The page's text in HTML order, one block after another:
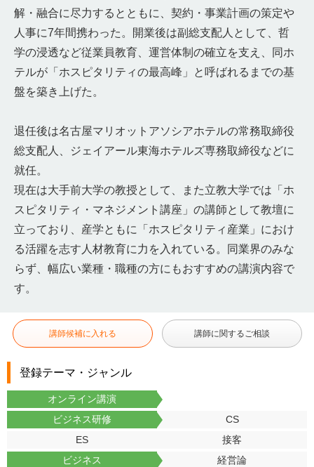
解・融合に尽力するとともに、契約・事業計画の策定や
人事に7年間携わった。開業後は副総支配人として、哲
学の浸透など従業員教育、運営体制の確立を支え、同ホ
テルが「ホスピタリティの最高峰」と呼ばれるまでの基
盤を築き上げた。
退任後は名古屋マリオットアソシアホテルの常務取締役
総支配人、ジェイアール東海ホテルズ専務取締役などに
就任。
現在は大手前大学の教授として、また立教大学では「ホ
スピタリティ・マネジメント講座」の講師として教壇に
立っており、産学ともに「ホスピタリティ産業」におけ
る活躍を志す人材教育に力を入れている。同業界のみな
らず、幅広い業種・職種の方にもおすすめの講演内容で
す。
講師候補に入れる 講師に関するご相談
登録テーマ・ジャンル
オンライン講演
ビジネス研修
CS
ES
接客
ビジネス
経営論